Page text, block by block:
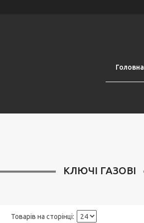
Головна
КЛЮЧІ ГАЗОВІ